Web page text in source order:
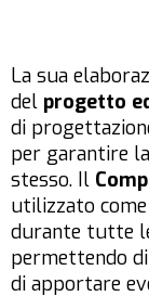
La sua
del progetto
di
per garantire
stesso. Il
utilizzato
durante tutte
permettendo
di apportare